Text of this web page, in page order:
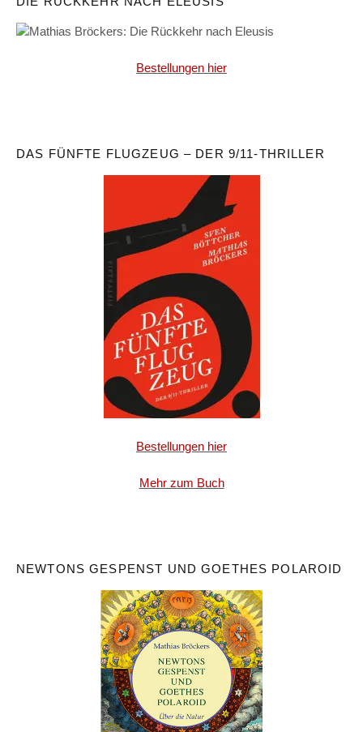
Bestellungen hier
DAS FÜNFTE FLUGZEUG – DER 9/11-THRILLER
Bestellungen hier
Mehr zum Buch
NEWTONS GESPENST UND GOETHES POLAROID